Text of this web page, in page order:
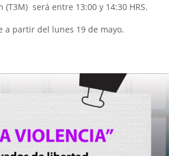
será entre 13:00 y 14:30 HRS.
a partir del lunes 19 de mayo.